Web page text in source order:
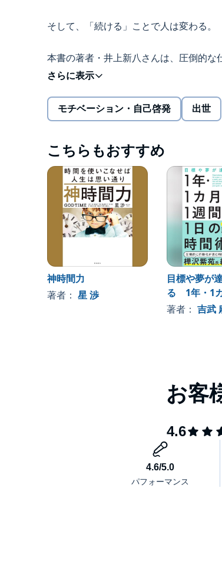
そして、「続ける」ことで人は変わる。
本書の著者・井上新八さんは、圧倒的
ー。
そんな著者の仕事力の支えとなっている
「習慣の本」なのに、なぜかクスッと笑
その読書体験をぜひお楽しみください！
＜目次＞
プロローグ
はじめに
「続ける」ことの何が楽しいのか？
「正しい努力」より「正しい継続」
最初から効率を求めない
モチベーション・自己啓発 出世
こちらもおすすめ
神時間力
著者： 星 渉
目標や夢が
る 1年・1
間・1日の時
著者： 吉武